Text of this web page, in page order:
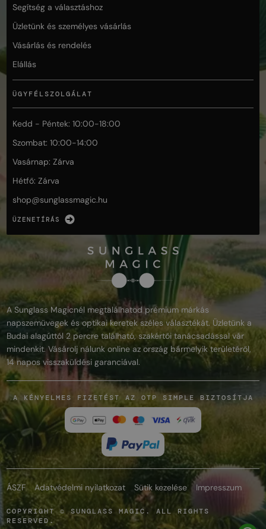
Segítség a választáshoz
Üzletünk és személyes vásárlás
Vásárlás és rendelés
Elállás
ÜGYFÉLSZOLGÁLAT
Kedd - Péntek: 10:00-18:00
Szombat: 10:00-14:00
Vasárnap: Zárva
Hétfő: Zárva
shop@sunglassmagic.hu
ÜZENETÍRÁS
A Sunglass Magicnél megtalálhatod prémium márkás
napszemüvegek és optikai keretek széles választékát. Üzletünk a
Budai alagúttól 2 percre található, szakértői tanácsadással vár
mindenkit. Vásárolj nálunk online az ország bármelyik területéről,
14 napos visszaküldési garanciával.
A KÉNYELMES FIZETÉST AZ OTP SIMPLE BIZTOSÍTJA
ÁSZF Adatvédelmi nyilatkozat Sütik kezelése Impresszum
COPYRIGHT © SUNGLASS MAGIC. ALL RIGHTS
RESERVED.